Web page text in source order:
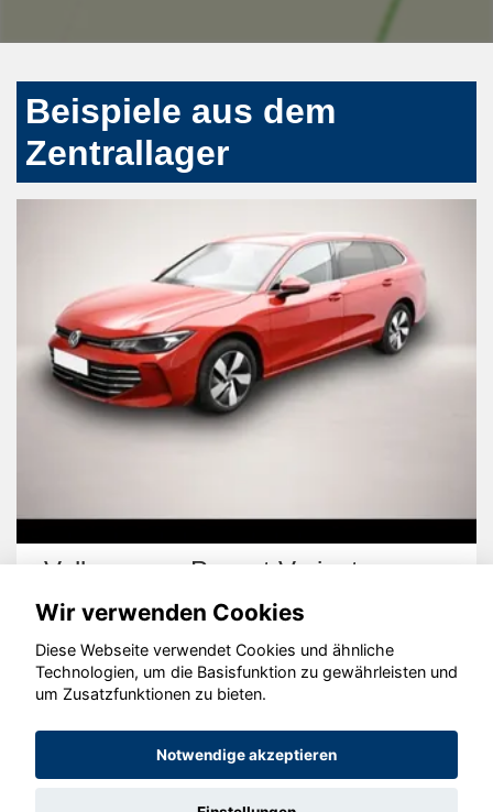
Beispiele aus dem
Zentrallager
Volkswagen Passat Variant
© konjunkturmotor.de GmbH 2020 - 2026
Wir verwenden Cookies
Diese Webseite verwendet Cookies und ähnliche
Technologien, um die Basisfunktion zu gewährleisten und
um Zusatzfunktionen zu bieten.
Notwendige akzeptieren